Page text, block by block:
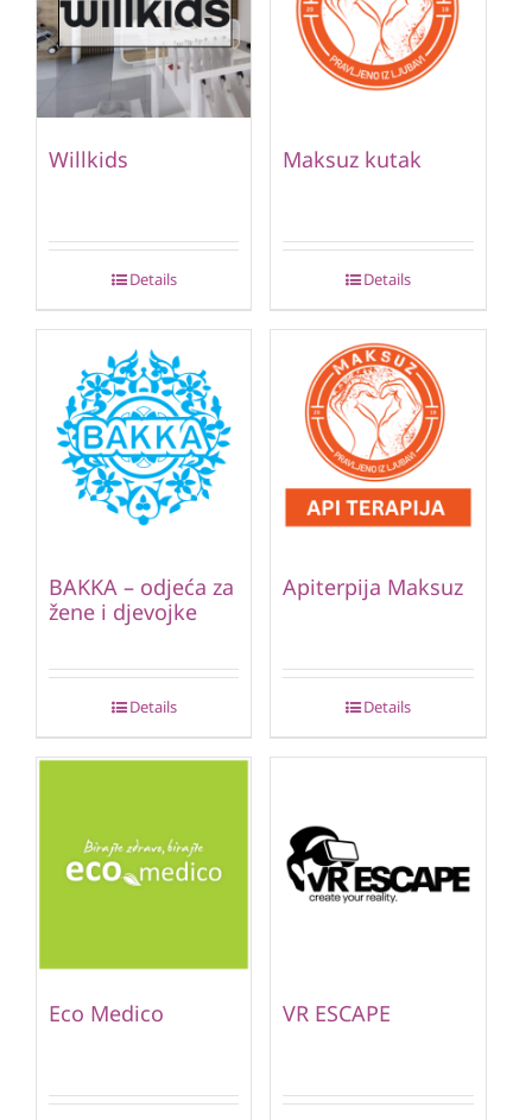
Willkids
Details
Maksuz kutak
Details
BAKKA – odjeća za
žene i djevojke
Details
Apiterpija Maksuz
Details
Eco Medico VR ESCAPE